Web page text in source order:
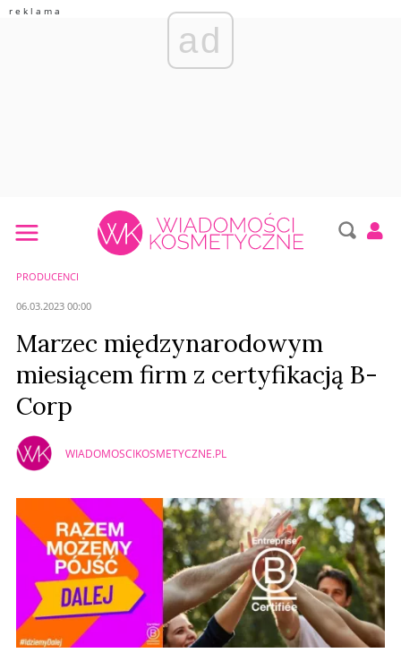
ad
PRODUCENCI
06.03.2023 00:00
Marzec międzynarodowym
miesiącem firm z certyfikacją B-
Corp
WIADOMOSCIKOSMETYCZNE.PL